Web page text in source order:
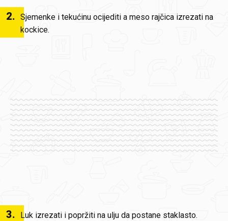
2. Sjemenke i tekućinu ocijediti a meso rajčica izrezati na
kockice.
3. Luk izrezati i popržiti na ulju da postane staklasto.